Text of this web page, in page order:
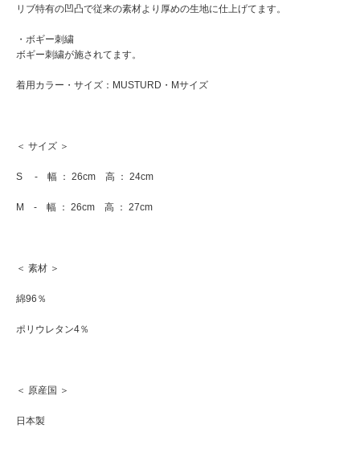
リブ特有の凹凸で従来の素材より厚めの生地に仕上げてます。
・ボギー刺繍
ボギー刺繍が施されてます。
着用カラー・サイズ：MUSTURD・Mサイズ
＜ サイズ ＞
S - 幅 ： 26cm 高 ： 24cm
M - 幅 ： 26cm 高 ： 27cm
＜ 素材 ＞
綿96％
ポリウレタン4％
＜ 原産国 ＞
日本製